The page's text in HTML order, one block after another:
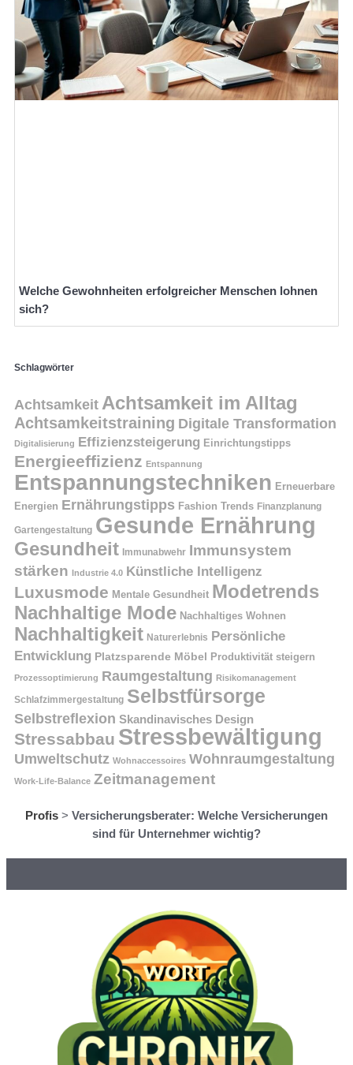
Welche Gewohnheiten erfolgreicher Menschen lohnen
sich?
Schlagwörter
Achtsamkeit Achtsamkeit im Alltag
Achtsamkeitstraining Digitale Transformation
Digitalisierung Effizienzsteigerung Einrichtungstipps
Energieeffizienz Entspannung
Entspannungstechniken Erneuerbare
Energien Ernährungstipps Fashion Trends Finanzplanung
Gartengestaltung Gesunde Ernährung
Gesundheit Immunabwehr Immunsystem
stärken Industrie 4.0 Künstliche Intelligenz
Luxusmode Mentale Gesundheit Modetrends
Nachhaltige Mode Nachhaltiges Wohnen
Nachhaltigkeit Naturerlebnis Persönliche
Entwicklung Platzsparende Möbel Produktivität steigern
Prozessoptimierung Raumgestaltung Risikomanagement
Schlafzimmergestaltung Selbstfürsorge
Selbstreflexion Skandinavisches Design
Stressabbau Stressbewältigung
Umweltschutz Wohnaccessoires Wohnraumgestaltung
Work-Life-Balance Zeitmanagement
Profis > Versicherungsberater: Welche Versicherungen
sind für Unternehmer wichtig?